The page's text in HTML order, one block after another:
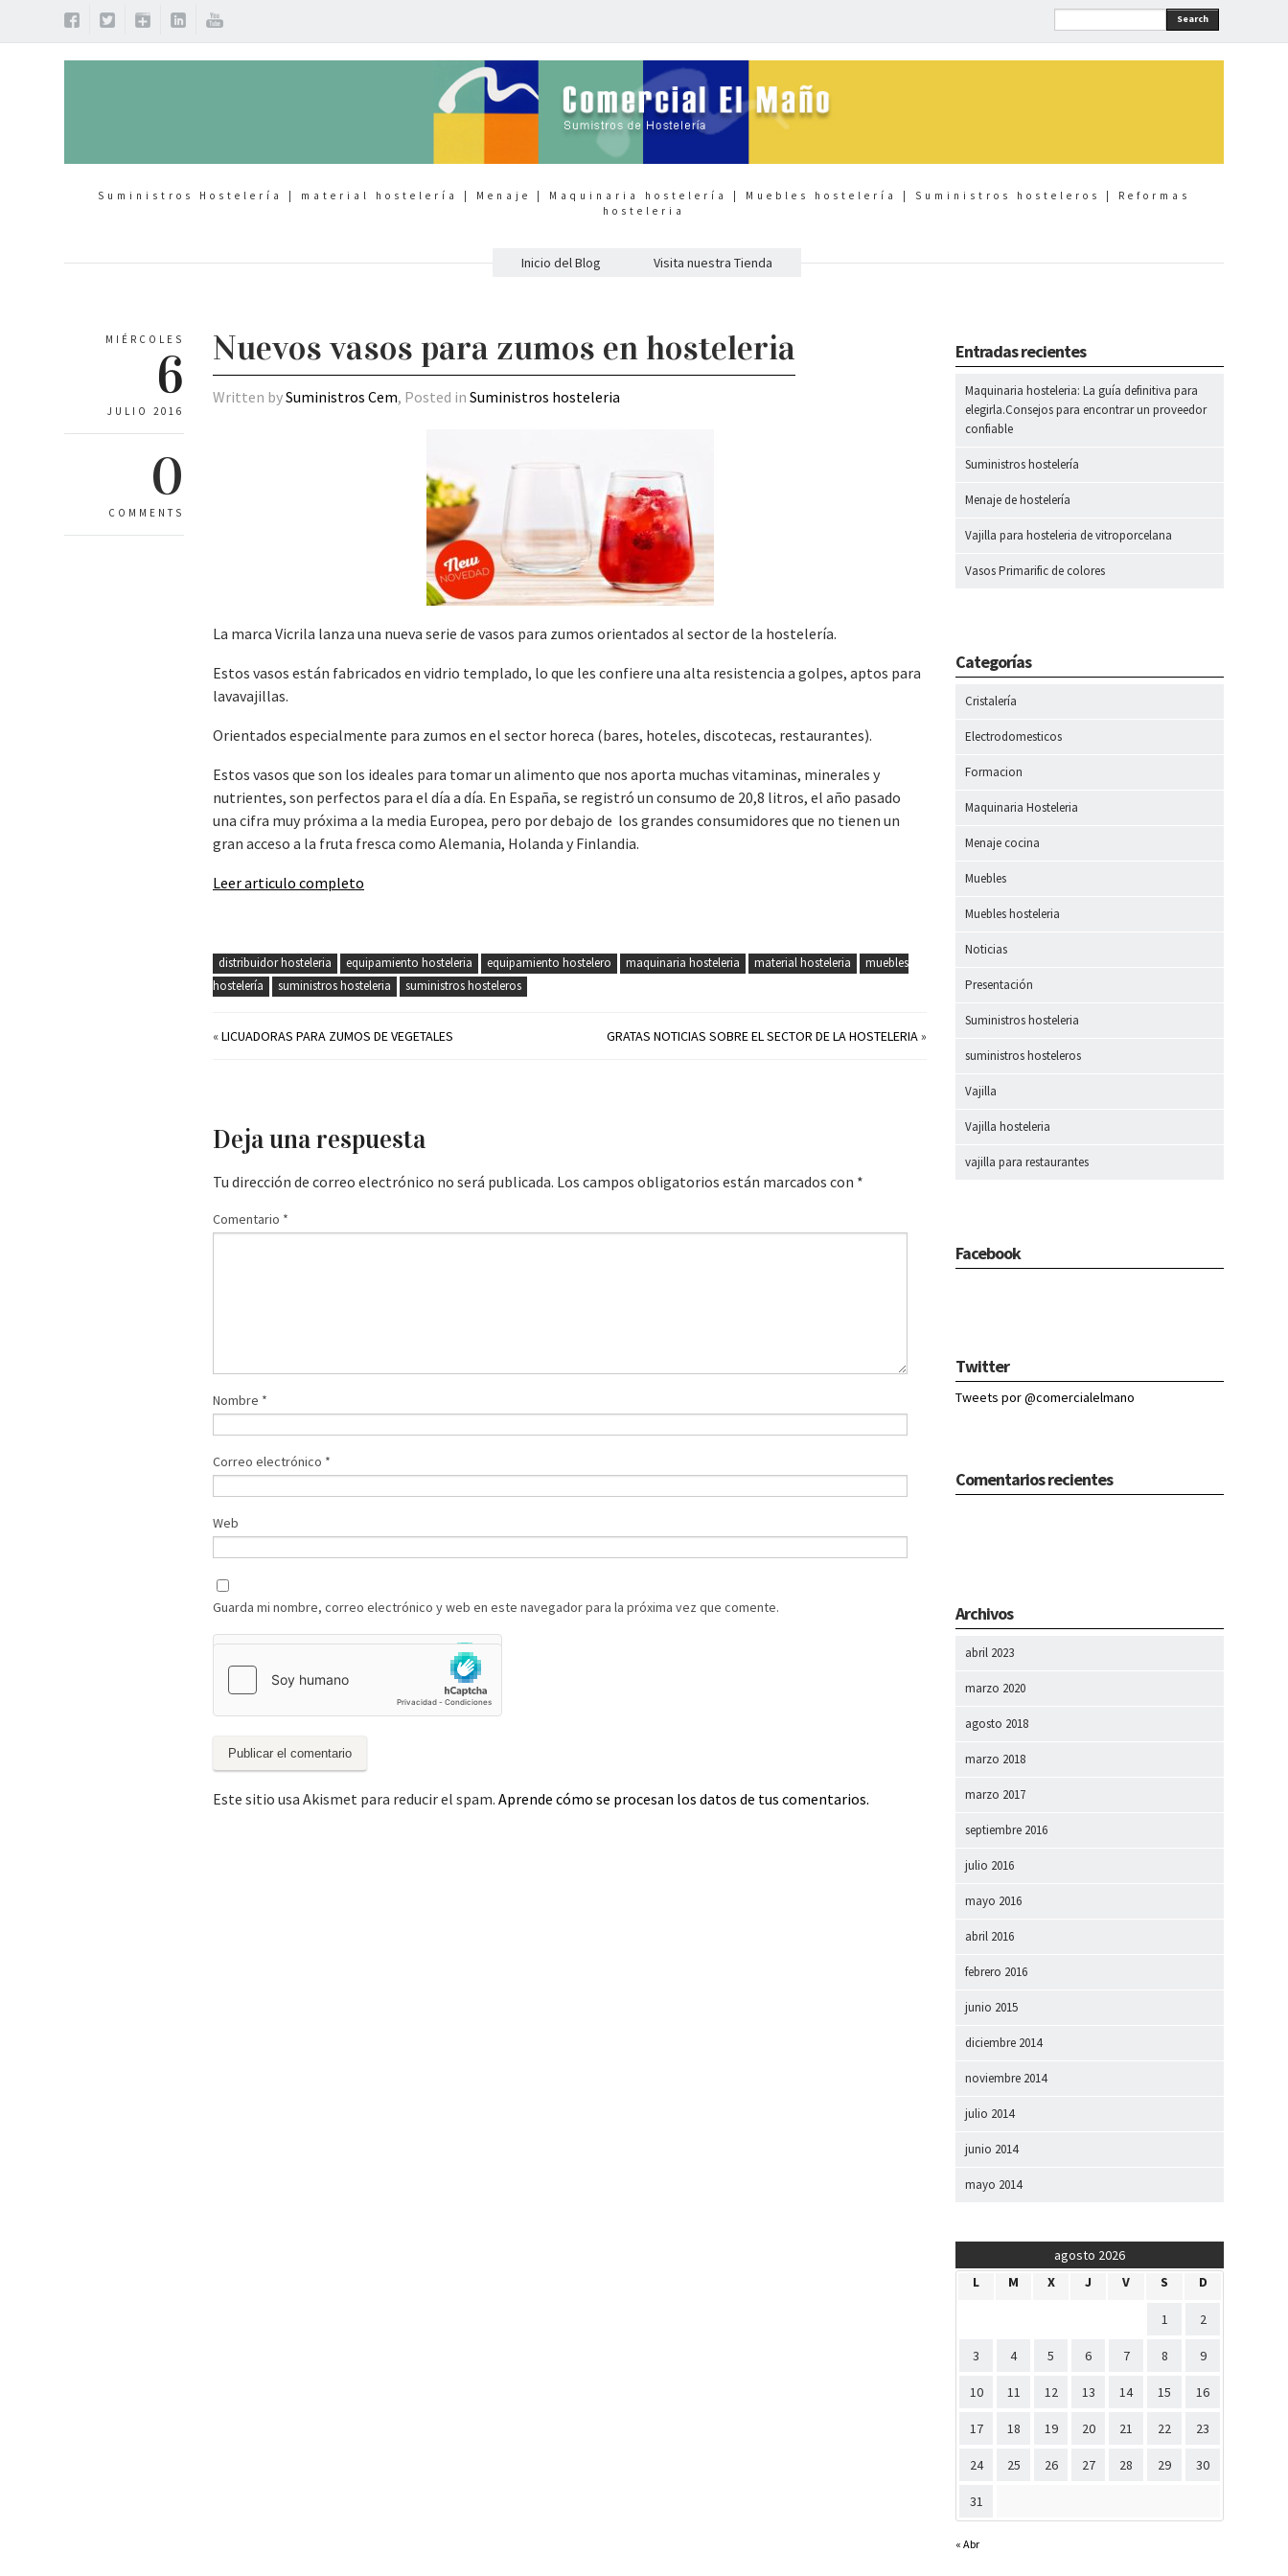
Search
Suministros Hostelería | material hostelería | Menaje | Maquinaria hostelería | Muebles hostelería | Suministros hosteleros | Reformas
hosteleria
Inicio del Blog Visita nuestra Tienda
MIÉRCOLES
6
JULIO 2016
0
COMMENTS
Nuevos vasos para zumos en hosteleria
Written bySuministros Cem, Posted inSuministros hosteleria
La marca Vicrila lanza una nueva serie de vasos para zumos orientados al sector de la hostelería.
Estos vasos están fabricados en vidrio templado, lo que les confiere una alta resistencia a golpes, aptos para
lavavajillas.
Orientados especialmente para zumos en el sector horeca (bares, hoteles, discotecas, restaurantes).
Estos vasos que son los ideales para tomar un alimento que nos aporta muchas vitaminas, minerales y
nutrientes, son perfectos para el día a día. En España, se registró un consumo de 20,8 litros, el año pasado
una cifra muy próxima a la media Europea, pero por debajo de los grandes consumidores que no tienen un
gran acceso a la fruta fresca como Alemania, Holanda y Finlandia.
Leer articulo completo
distribuidor hosteleria equipamiento hosteleria equipamiento hostelero maquinaria hosteleria material hosteleria
muebles
hostelería
suministros hosteleria suministros hosteleros
«LICUADORAS PARA ZUMOS DE VEGETALES GRATAS NOTICIAS SOBRE EL SECTOR DE LA HOSTELERIA»
Deja una respuesta
Tu dirección de correo electrónico no será publicada. Los campos obligatorios están marcados con *
Comentario *
Nombre *
Correo electrónico *
Web
Guarda mi nombre, correo electrónico y web en este navegador para la próxima vez que comente.
Este sitio usa Akismet para reducir el spam.Aprende cómo se procesan los datos de tus comentarios.
Entradas recientes
Maquinaria hosteleria: La guía definitiva para
elegirla.Consejos para encontrar un proveedor
confiable
Suministros hostelería
Menaje de hostelería
Vajilla para hosteleria de vitroporcelana
Vasos Primarific de colores
Categorías
Cristalería
Electrodomesticos
Formacion
Maquinaria Hosteleria
Menaje cocina
Muebles
Muebles hosteleria
Noticias
Presentación
Suministros hosteleria
suministros hosteleros
Vajilla
Vajilla hosteleria
vajilla para restaurantes
Facebook
Twitter
Tweets por @comercialelmano
Comentarios recientes
Archivos
abril 2023
marzo 2020
agosto 2018
marzo 2018
marzo 2017
septiembre 2016
julio 2016
mayo 2016
abril 2016
febrero 2016
junio 2015
diciembre 2014
noviembre 2014
julio 2014
junio 2014
mayo 2014
agosto 2026
L
M X J V S D
1 2
3 4 5 6 7 8 9
10 11 12 13 14 15 16
17 18 19 20 21 22 23
24 25 26 27 28 29 30
31
« Abr